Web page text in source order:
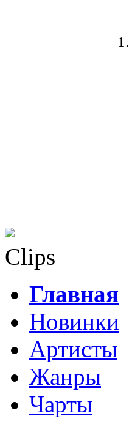
Clips
Главная
Новинки
Артисты
Жанры
Чарты